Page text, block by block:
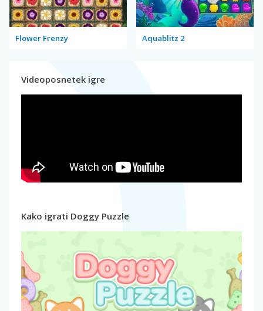
Flower Frenzy Aquablitz 2
Videoposnetek igre
Kako igrati Doggy Puzzle